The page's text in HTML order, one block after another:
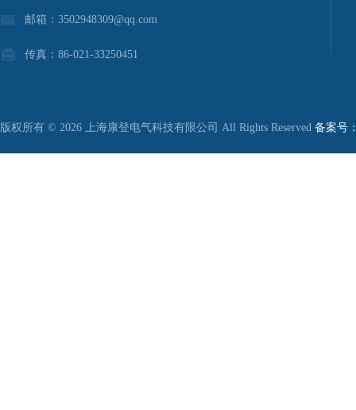
邮箱：3502948309@qq.com
传真：86-021-33250451
版权所有 © 2026 上海康登电气科技有限公司 All Rights Reserved 备案号